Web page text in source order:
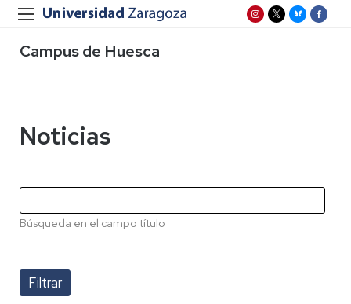
Campus de Huesca
Noticias
Búsqueda en el campo título